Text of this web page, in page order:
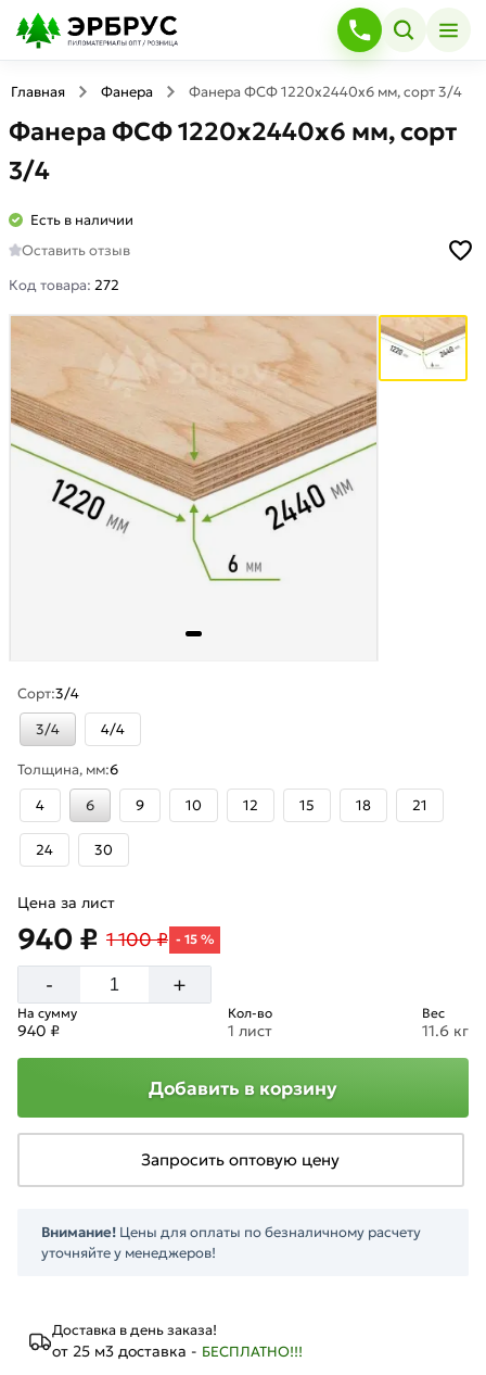
Главная Фанера Фанера ФСФ 1220х2440х6 мм, сорт 3/4
Фанера ФСФ 1220х2440х6 мм, сорт
3/4
Есть в наличии
Оставить отзыв
Код товара: 272
Сорт:3/4
3/4
4/4
Толщина, мм:6
4
6 9 10 12 15 18 21
24 30
Доставка в день заказа!
от 25 м3 доставка - БЕСПЛАТНО!!!
Цена за лист
940 ₽ 1 100 ₽ - 15 %
- +
На сумму
940 ₽
Кол-во
1 лист
Вес
11.6 кг
Добавить в корзину
Запросить оптовую цену
Внимание! Цены для оплаты по безналичному расчету
уточняйте у менеджеров!